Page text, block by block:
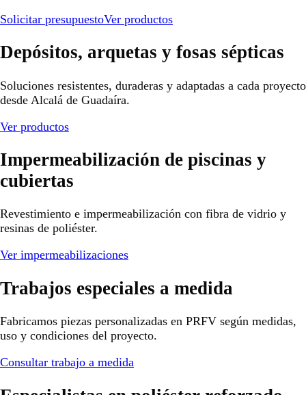
Solicitar presupuestoVer productos
Depósitos, arquetas y fosas sépticas
Soluciones resistentes, duraderas y adaptadas a cada proyecto
desde Alcalá de Guadaíra.
Ver productos
Impermeabilización de piscinas y
cubiertas
Revestimiento e impermeabilización con fibra de vidrio y
resinas de poliéster.
Ver impermeabilizaciones
Trabajos especiales a medida
Fabricamos piezas personalizadas en PRFV según medidas,
uso y condiciones del proyecto.
Consultar trabajo a medida